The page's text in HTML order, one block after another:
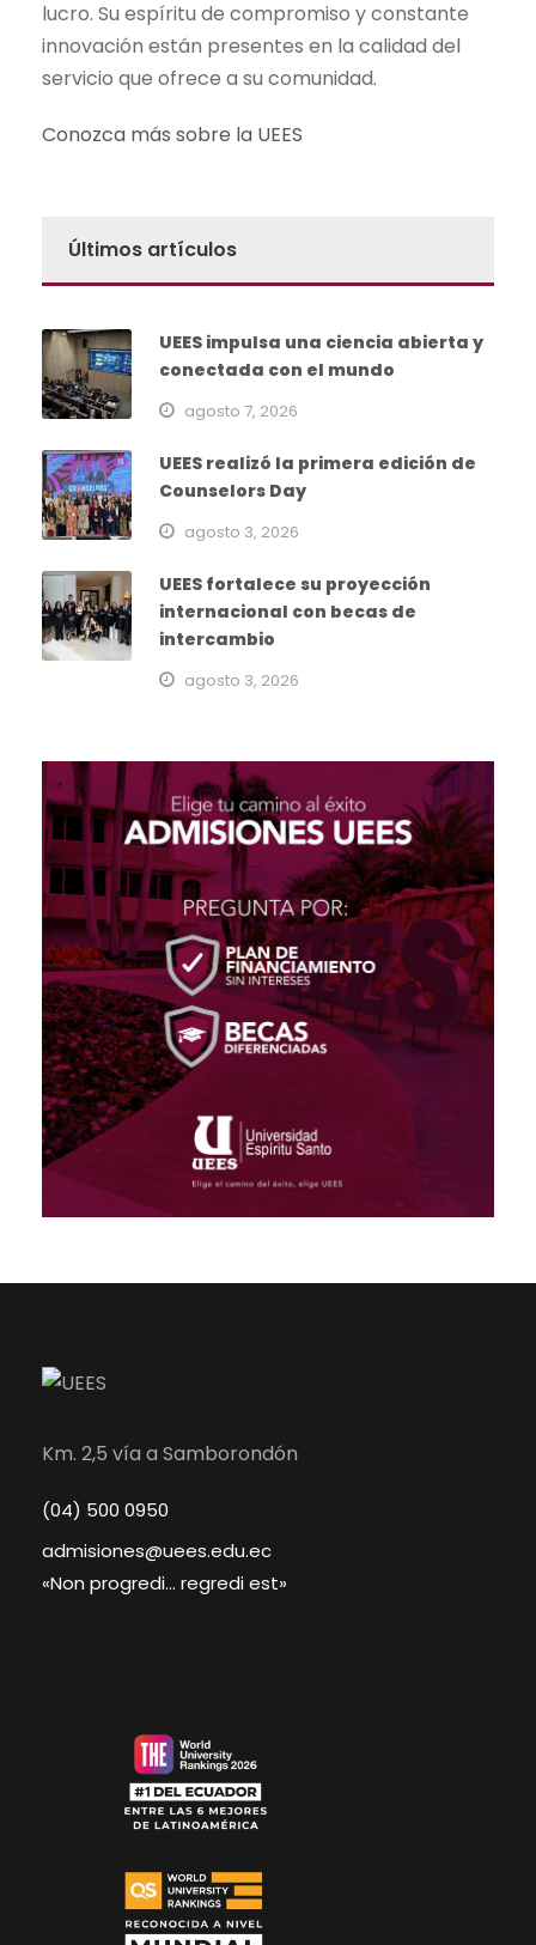
lucro. Su espíritu de compromiso y constante
innovación están presentes en la calidad del
servicio que ofrece a su comunidad.
Conozca más sobre la UEES
Últimos artículos
UEES impulsa una ciencia abierta y
conectada con el mundo
agosto 7, 2026
UEES realizó la primera edición de
Counselors Day
agosto 3, 2026
UEES fortalece su proyección
internacional con becas de
intercambio
agosto 3, 2026
Km. 2,5 vía a Samborondón
(04) 500 0950
admisiones@uees.edu.ec
«Non progredi… regredi est»